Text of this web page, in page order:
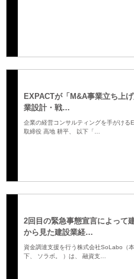
EXPACTが「M&A事業立ち上
業設計・戦…
企業の経営コンサルティングを手がける
取締役 高地 耕平、 以下「…
2回目の緊急事態宣言によって
から見た建設業経…
資金調達支援を行う株式会社SoLabo（
下、 ソラボ。 ）は、 融資支…